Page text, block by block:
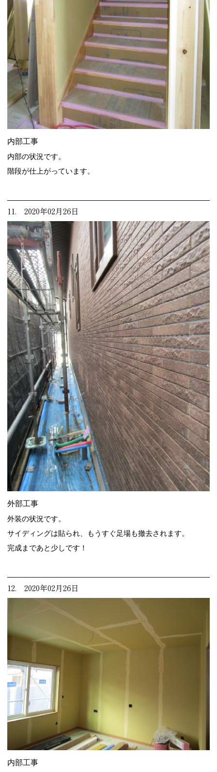
内部工事
内部の状況です。
階段が仕上がっています。
11. 2020年02月26日
外部工事
外装の状況です。
サイディングは貼られ、もうすぐ足場も撤去されます。
完成まであと少しです！
12. 2020年02月26日
内部工事